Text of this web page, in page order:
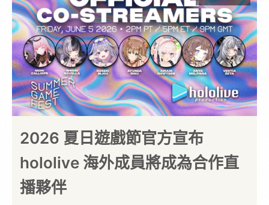
2026 夏日遊戲節官方宣布
hololive 海外成員將成為合作直
播夥伴